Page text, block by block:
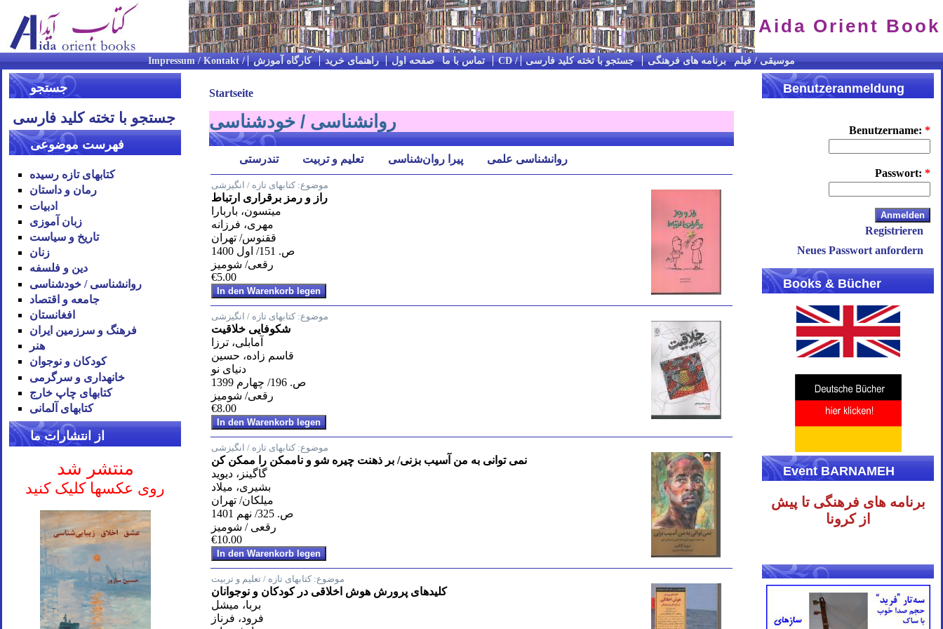
Aida Orient Book
Impressum / Kontakt / تماس با ما صفحه اول راهنمای خرید کارگاه آموزش CD / موسیقی / فیلم برنامه های فرهنگی جستجو با تخته کلید فارسی
جستجو
جستجو با تخته کلید فارسی
فهرست موضوعی
کتابهای تازه رسیده
رمان و داستان
ادبیات
زبان آموزی
تاریخ و سیاست
زنان
دین و فلسفه
روان‪شناسی / خودشناسی
جامعه و اقتصاد
افغانستان
فرهنگ و سرزمین ایران
هنر
کودکان و نوجوان
خانه‪داری و سرگرمی
کتاب‪های چاپ خارج
کتاب‪های آلمانی
از انتشارات ما
منتشر شد
روی عکسها کلیک کنید
Startseite
روان‪شناسی / خودشناسی
روان‪شناسی علمی پیرا روان‌شناسی تعلیم و تربیت تندرستی
موضوع: کتابهای تازه / انگیزشی
راز و رمز برقراری ارتباط
میتسون، باربارا
مهری، فرزانه
ققنوس/ تهران
ص. 151/ اول 1400
رقعی/ شومیز
€5.00
موضوع: کتابهای تازه / انگیزشی
شکوفایی خلاقیت
آمابلی، ترزا
قاسم زاده، حسین
دنیای نو
ص. 196/ چهارم 1399
رقعی/ شومیز
€8.00
موضوع: کتابهای تازه / انگیزشی
نمی توانی به من آسیب بزنی/ بر ذهنت چیره شو و ناممکن را ممکن کن
گاگینز، دیوید
بشیری، میلاد
میلکان/ تهران
ص. 325/ نهم 1401
رقعی / شومیز
€10.00
موضوع: کتابهای تازه / تعلیم و تربیت
کلیدهای پرورش هوش اخلاقی در کودکان و نوجوانان
بربا، میشل
فرود، فرناز
Benutzeranmeldung
Benutzername: *
Passwort: *
Registrieren
Neues Passwort anfordern
Books & Bücher
Event BARNAMEH
برنامه های فرهنگی تا پیش
از کرونا